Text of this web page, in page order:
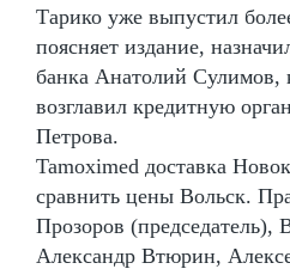
Тарико уже выпустил
поясняет издание,
банка Анатолий Сулимов,
возглавил кредитную
Петрова.
Tamoximed доставка
сравнить цены Вольск.
Прозоров (председатель),
Александр Втюрин,